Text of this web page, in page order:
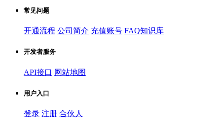
常见问题
开通流程 公司简介 充值账号 FAQ知识库
开发者服务
API接口 网站地图
用户入口
登录 注册 合伙人